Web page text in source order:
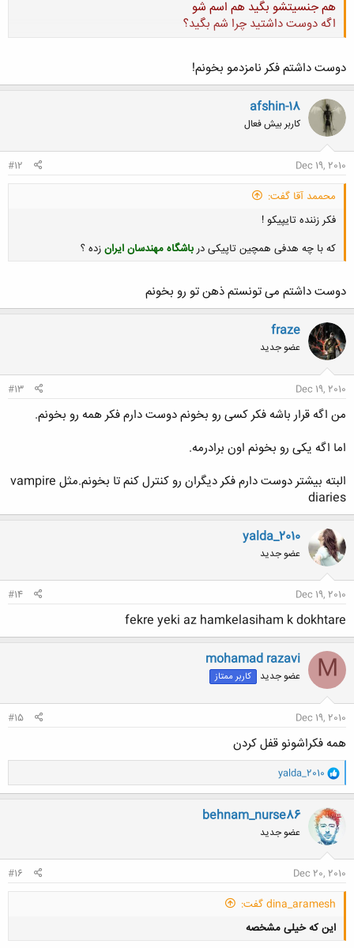
هم جنسيتشو بگيد هم اسم شو
اگه دوست داشتيد چرا شم بگيد؟
کلیک کنید تا باز شود...دوست داشتم فکر نامزدمو بخونم!
afshin-18
کاربر بیش فعال
Dec 19, 2010
#12
محممد آقا گفت:
فکر زننده تایپیکو !
که با چه هدفی همچین تاپیکی درباشگاه مهندسان ایرانزده ؟
دوست داشتم می تونستم ذهن تو رو بخونم
fraze
عضو جدید
Dec 19, 2010
#13
من اگه قرار باشه فکر کسی رو بخونم دوست دارم فکر همه رو بخونم.
اما اگه یکی رو بخونم اون برادرمه.
البته بیشتر دوست دارم فکر دیگران رو کنترل کنم تا بخونم.مثل vampire
diaries
yalda_2010
عضو جدید
Dec 19, 2010
#14
fekre yeki az hamkelasiham k dokhtare
M
mohamad razavi
عضو جدید کاربر ممتاز
Dec 19, 2010
#15
همه فکراشونو قفل کردن
و
ا
ک
ن
ش
ه
ا
yalda_2010
behnam_nurse86
عضو جدید
Dec 20, 2010
#16
dina_aramesh گفت:
این که خیلی مشخصه